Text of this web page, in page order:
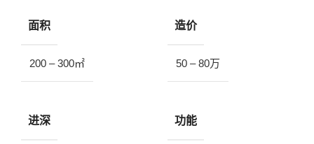
面积
200 – 300㎡
造价
50 – 80万
进深 功能